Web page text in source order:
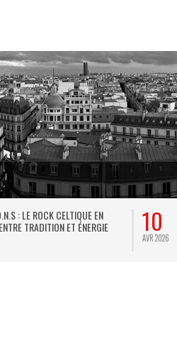
: LE ROCK CELTIQUE EN
TRADITION ET ÉNERGIE
10
AVR 2026